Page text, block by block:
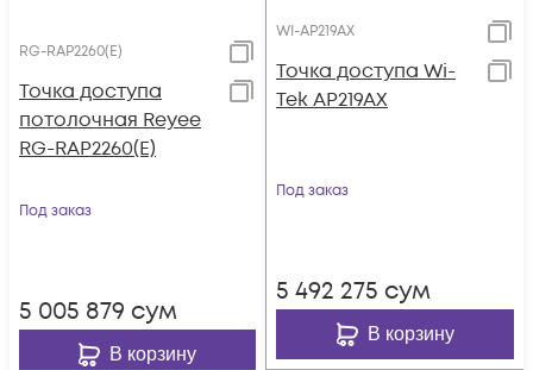
RG-RAP2260(E)
Точка доступа
потолочная Reyee
RG-RAP2260(E)
Под заказ
5 005 879 сум
В корзину
WI-AP219AX
Точка доступа Wi-
Tek AP219AX
Под заказ
5 492 275 сум
В корзину